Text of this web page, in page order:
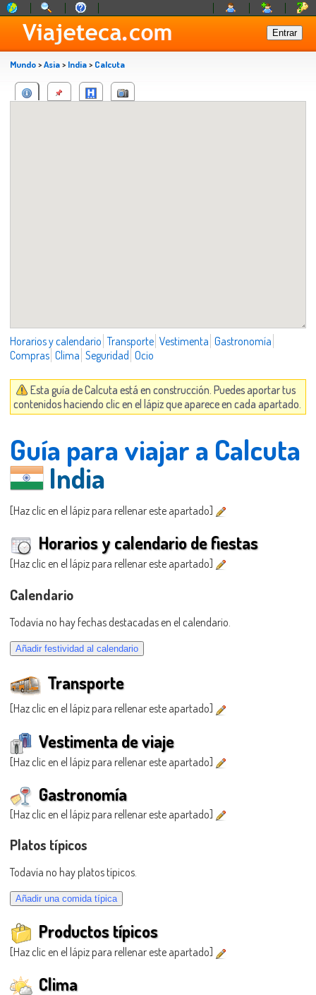
Mundo>Asia> India> Calcuta
Horarios y calendario Transporte Vestimenta Gastronomía
Compras Clima Seguridad Ocio
Esta guía de Calcuta está en construcción. Puedes aportar tus
contenidos haciendo clic en el lápiz que aparece en cada apartado.
Guía para viajar a Calcuta
India
[Haz clic en el lápiz para rellenar este apartado]
Horarios y calendario de fiestas
[Haz clic en el lápiz para rellenar este apartado]
Calendario
Todavía no hay fechas destacadas en el calendario.
Transporte
[Haz clic en el lápiz para rellenar este apartado]
Vestimenta de viaje
[Haz clic en el lápiz para rellenar este apartado]
Gastronomía
[Haz clic en el lápiz para rellenar este apartado]
Platos típicos
Todavía no hay platos típicos.
Productos típicos
[Haz clic en el lápiz para rellenar este apartado]
Clima